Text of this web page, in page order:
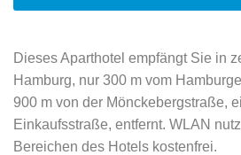
Dieses Aparthotel empfängt Sie in
Hamburg, nur 300 m vom
900 m von der Mönckebergstraße,
Einkaufsstraße, entfernt. WLAN
Bereichen des Hotels kostenfrei.